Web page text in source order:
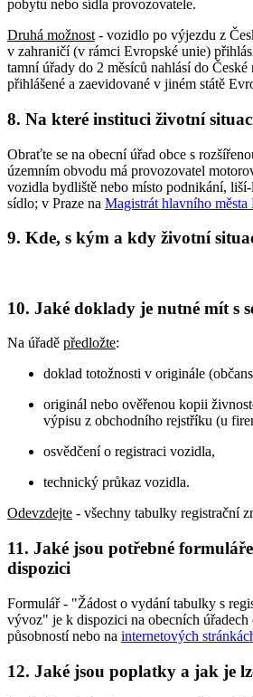
pobytu nebo sídla provozovatele.
Druhá možnost - vozidlo po výjezdu z
v zahraničí (v rámci Evropské unie)
tamní úřady do 2 měsíců nahlásí do
přihlášené a zaevidované v jiném státě
8. Na které instituci životní
Obraťte se na obecní úřad obce s
územním obvodu má provozovatel
vozidla bydliště nebo místo podnikání,
sídlo; v Praze na Magistrát hlavního města
9. Kde, s kým a kdy životní
10. Jaké doklady je nutné mít s
Na úřadě předložte:
doklad totožnosti v originále
originál nebo ověřenou kopii
výpisu z obchodního rejstříku (u
osvědčení o registraci vozidla,
technický průkaz vozidla.
Odevzdejte - všechny tabulky registrační
11. Jaké jsou potřebné
dispozici
Formulář - "Žádost o vydání tabulky s
vývoz" je k dispozici na obecních úřadech
působností nebo na internetových
12. Jaké jsou poplatky a jak je